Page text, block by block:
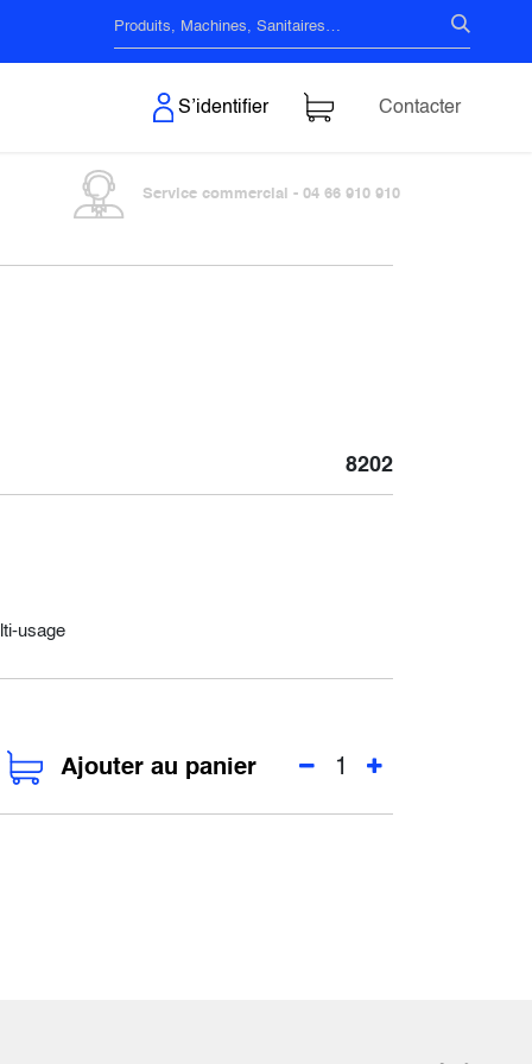
S’identifier Contacter
Service commercial - 04 66 910 910
8202
usage
Ajouter au panier